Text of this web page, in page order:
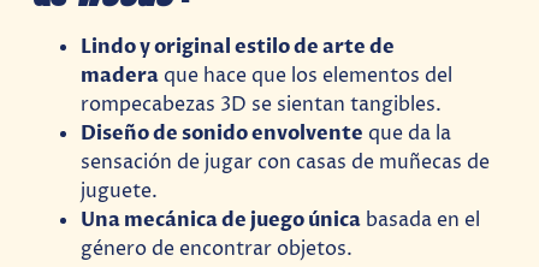
Lindo y original estilo de arte de
maderaque hace que los elementos del
rompecabezas 3D se sientan tangibles.
Diseño de sonido envolvente que da la
sensación de jugar con casas de muñecas de
juguete.
Una mecánica de juego única basada en el
género de encontrar objetos.